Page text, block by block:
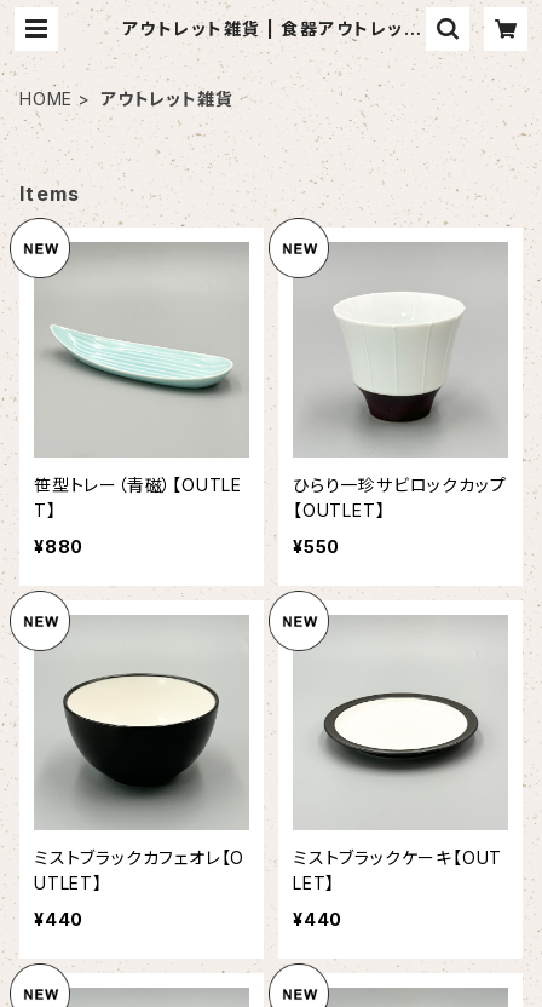
アウトレット雑貨 | 食器アウトレット
ショップ 山万
HOME アウトレット雑貨
Items
笹型トレー（青磁）【OUTLE
T】
¥880
ひらり一珍サビロックカップ
【OUTLET】
¥550
ミストブラックカフェオレ【O
UTLET】
¥440
ミストブラックケーキ【OUT
LET】
¥440